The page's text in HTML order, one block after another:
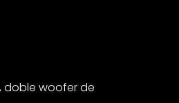
doble woofer de